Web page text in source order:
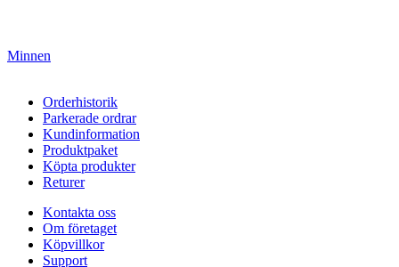
Minnen
Orderhistorik
Parkerade ordrar
Kundinformation
Produktpaket
Köpta produkter
Returer
Kontakta oss
Om företaget
Köpvillkor
Support